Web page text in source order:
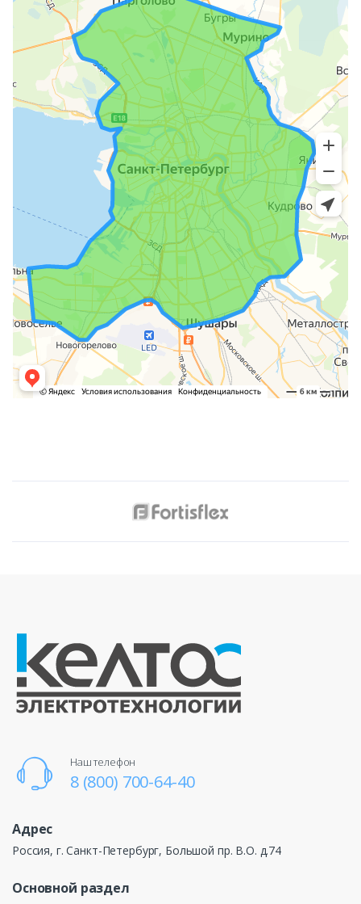
Наш телефон
8 (800) 700-64-40
Адрес
Россия, г. Санкт-Петербург, Большой пр. В.О. д.74
Основной раздел